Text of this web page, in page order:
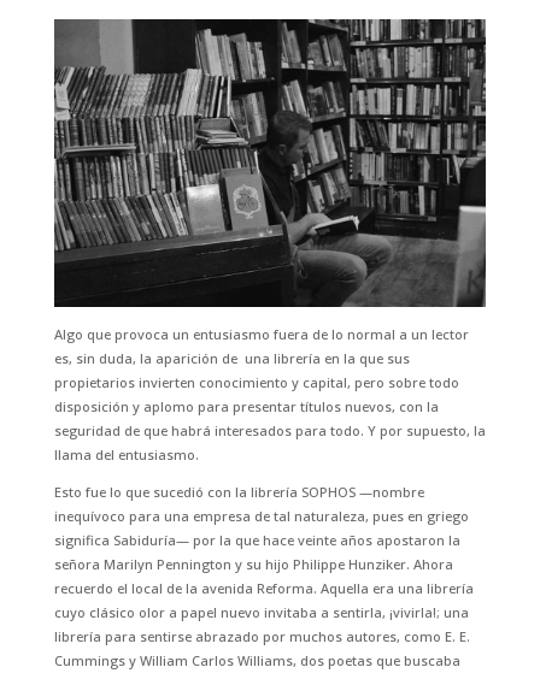
Algo que provoca un entusiasmo fuera de lo normal a un lector
es, sin duda, la aparición de una librería en la que sus
propietarios invierten conocimiento y capital, pero sobre todo
disposición y aplomo para presentar títulos nuevos, con la
seguridad de que habrá interesados para todo. Y por supuesto, la
llama del entusiasmo.
Esto fue lo que sucedió con la librería SOPHOS —nombre
inequívoco para una empresa de tal naturaleza, pues en griego
significa Sabiduría— por la que hace veinte años apostaron la
señora Marilyn Pennington y su hijo Philippe Hunziker. Ahora
recuerdo el local de la avenida Reforma. Aquella era una librería
cuyo clásico olor a papel nuevo invitaba a sentirla, ¡vivirla!; una
librería para sentirse abrazado por muchos autores, como E. E.
Cummings y William Carlos Williams, dos poetas que buscaba